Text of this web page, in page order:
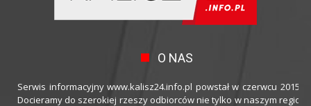
O NAS
Serwis informacyjny www.kalisz24.info.pl powstał w czerwcu 2015
Docieramy do szerokiej rzeszy odbiorców nie tylko w naszym